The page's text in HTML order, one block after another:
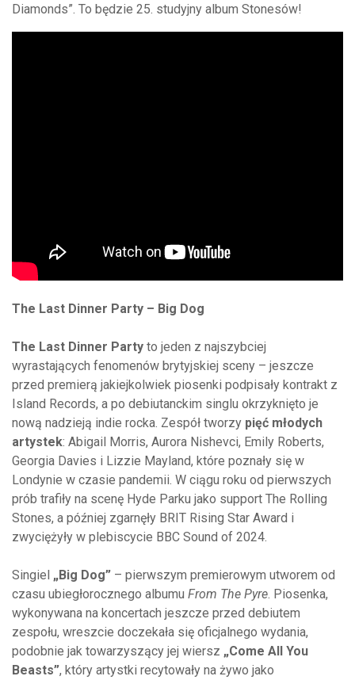
Diamonds”. To będzie 25. studyjny album Stonesów!
The Last Dinner Party – Big Dog
The Last Dinner Party to jeden z najszybciej
wyrastających fenomenów brytyjskiej sceny – jeszcze
przed premierą jakiejkolwiek piosenki podpisały kontrakt z
Island Records, a po debiutanckim singlu okrzyknięto je
nową nadzieją indie rocka. Zespół tworzy pięć młodych
artystek: Abigail Morris, Aurora Nishevci, Emily Roberts,
Georgia Davies i Lizzie Mayland, które poznały się w
Londynie w czasie pandemii. W ciągu roku od pierwszych
prób trafiły na scenę Hyde Parku jako support The Rolling
Stones, a później zgarnęły BRIT Rising Star Award i
zwyciężyły w plebiscycie BBC Sound of 2024.
Singiel „Big Dog” – pierwszym premierowym utworem od
czasu ubiegłorocznego albumu From The Pyre . Piosenka,
wykonywana na koncertach jeszcze przed debiutem
zespołu, wreszcie doczekała się oficjalnego wydania,
podobnie jak towarzyszący jej wiersz „Come All You
Beasts”, który artystki recytowały na żywo jako